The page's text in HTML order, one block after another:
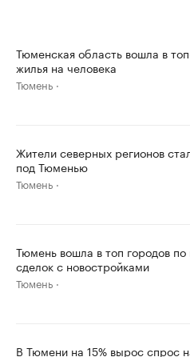
Тюменская область вошла в
жилья на человека
Тюмень
Жители северных регионов
под Тюменью
Тюмень
Тюмень вошла в топ городов по
сделок с новостройками
Тюмень
В Тюмени на 15% вырос спрос